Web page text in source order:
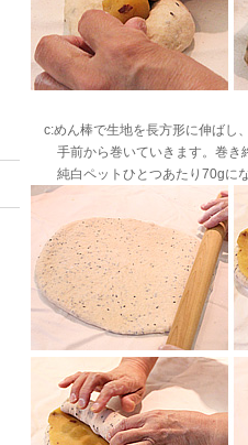
c:めん棒で生地を長方形に伸ばし
手前から巻いていきます。巻き
純白ペットひとつあたり70gに